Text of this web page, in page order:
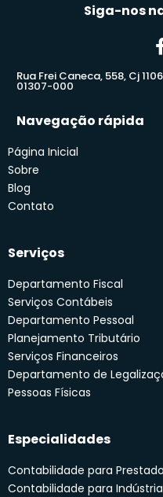
Siga-nos
Rua Frei Caneca, 558, Cj
01307-000
Navegação rápida
Página Inicial
Sobre
Blog
Contato
Serviços
Departamento Fiscal
Serviços Contábeis
Departamento Pessoal
Planejamento Tributário
Serviços Financeiros
Departamento de
Pessoas Físicas
Especialidades
Contabilidade para
Contabilidade para